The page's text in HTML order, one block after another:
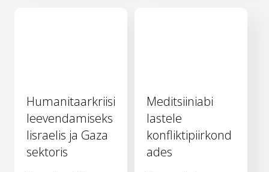
Humanitaarkriisi
leevendamiseks
Iisraelis ja Gaza
sektoris
Meditsiiniabi
lastele
konfliktipiirkond
ades